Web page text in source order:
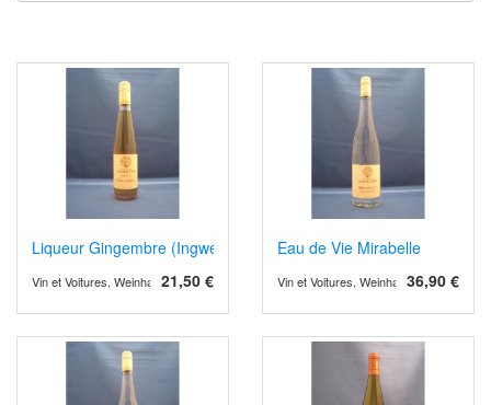
Liqueur Gingembre (Ingwer)
21,50 €
Vin et Voitures, Weinhandel und Weinimport
Eau de Vie Mirabelle
36,90 €
Vin et Voitures, Weinhandel und